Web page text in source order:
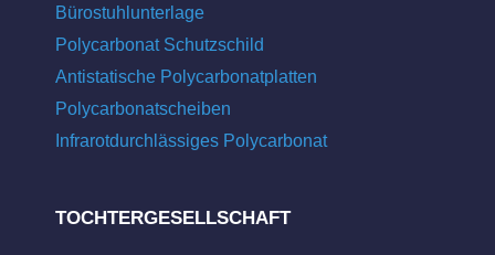
Bürostuhlunterlage
Polycarbonat Schutzschild
Antistatische Polycarbonatplatten
Polycarbonatscheiben
Infrarotdurchlässiges Polycarbonat
TOCHTERGESELLSCHAFT